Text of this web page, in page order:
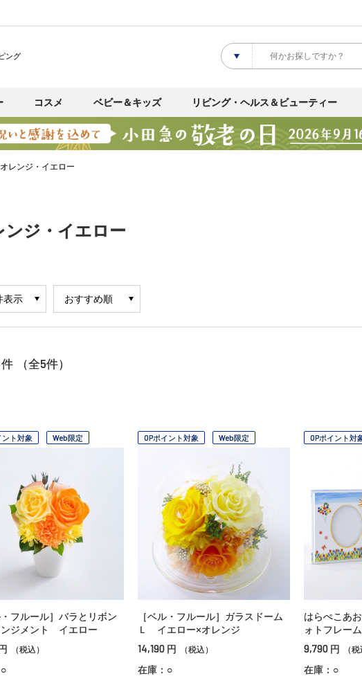
ング
コスメ ベビー＆キッズ リビング・ヘルス＆ビューティー
オレンジ・イエロー
ンジ・イエロー
件 （全5件）
ント対象 Web限定
・フルール］バラとリボン
ジメント イエロー
（税込）
OPポイント対象 Web限定
［ベル・フルール］ガラスドーム
Ｌ イエロー×オレンジ
14,190 円 （税込）
在庫：○
OPポイント対
はらぺこあ
ォトフレー
9,790 円 （
在庫：○